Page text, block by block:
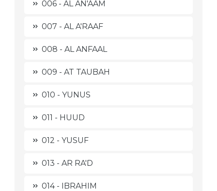
006 - AL AN'AAM
007 - AL A'RAAF
008 - AL ANFAAL
009 - AT TAUBAH
010 - YUNUS
011 - HUUD
012 - YUSUF
013 - AR RA'D
014 - IBRAHIM